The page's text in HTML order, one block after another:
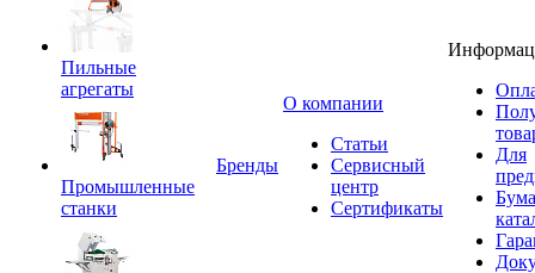
Пильные
агрегаты
Промышленные
станки
Бренды
O компании
Статьи
Сервисный
центр
Сертификаты
Для